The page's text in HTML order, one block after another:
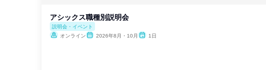
アシックス職種別説明会
説明会・イベント
オンライン
2026年8月・10月 1日